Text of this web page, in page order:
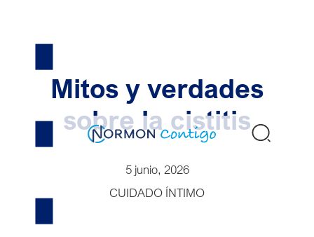
content
Mitos y verdades
sobre la cistitis
5 junio, 2026
CUIDADO ÍNTIMO